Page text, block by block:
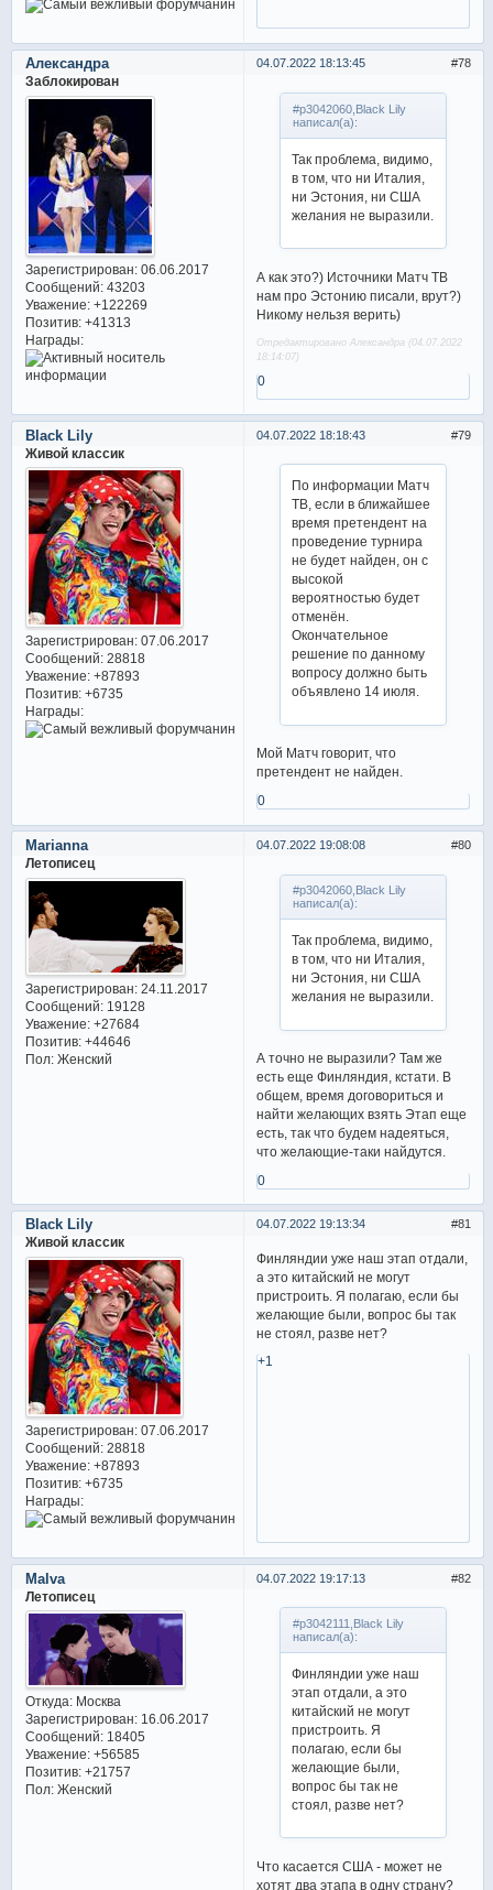
78
04.07.2022 18:13:45
Александра
Заблокирован
Зарегистрирован: 06.06.2017
Сообщений:43203
Уважение: +122269
Позитив: +41313
Награды:
#p3042060,Black Lily
написал(а):
Так проблема, видимо,
в том, что ни Италия,
ни Эстония, ни США
желания не выразили.
А как это?) Источники Матч ТВ
нам про Эстонию писали, врут?)
Никому нельзя верить)
Отредактировано Александра (04.07.2022
18:14:07)
0
79
04.07.2022 18:18:43
Black Lily
Живой классик
Зарегистрирован: 07.06.2017
Сообщений:28818
Уважение: +87893
Позитив: +6735
Награды:
По информации Матч
ТВ, если в ближайшее
время претендент на
проведение турнира
не будет найден, он с
высокой
вероятностью будет
отменён.
Окончательное
решение по данному
вопросу должно быть
объявлено 14 июля.
Мой Матч говорит, что
претендент не найден.
0
80
04.07.2022 19:08:08
Marianna
Летописец
Зарегистрирован: 24.11.2017
Сообщений:19128
Уважение: +27684
Позитив: +44646
Пол:Женский
#p3042060,Black Lily
написал(а):
Так проблема, видимо,
в том, что ни Италия,
ни Эстония, ни США
желания не выразили.
А точно не выразили? Там же
есть еще Финляндия, кстати. В
общем, время договориться и
найти желающих взять Этап еще
есть, так что будем надеяться,
что желающие-таки найдутся.
0
81
04.07.2022 19:13:34
Black Lily
Живой классик
Зарегистрирован: 07.06.2017
Сообщений:28818
Уважение: +87893
Позитив: +6735
Награды:
Финляндии уже наш этап отдали,
а это китайский не могут
пристроить. Я полагаю, если бы
желающие были, вопрос бы так
не стоял, разве нет?
+1
82
04.07.2022 19:17:13
Malva
Летописец
Откуда:Москва
Зарегистрирован: 16.06.2017
Сообщений:18405
Уважение: +56585
Позитив: +21757
Пол:Женский
#p3042111,Black Lily
написал(а):
Финляндии уже наш
этап отдали, а это
китайский не могут
пристроить. Я
полагаю, если бы
желающие были,
вопрос бы так не
стоял, разве нет?
Что касается США - может не
хотят два этапа в одну страну?